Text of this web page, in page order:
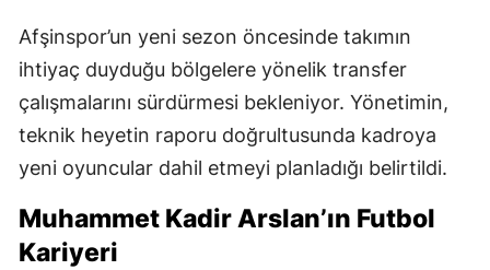
Afşinspor’un yeni sezon öncesinde takımın
ihtiyaç duyduğu bölgelere yönelik transfer
çalışmalarını sürdürmesi bekleniyor. Yönetimin,
teknik heyetin raporu doğrultusunda kadroya
yeni oyuncular dahil etmeyi planladığı belirtildi.
Muhammet Kadir Arslan’ın Futbol
Kariyeri